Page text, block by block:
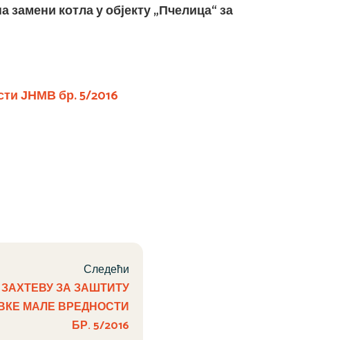
котла у објекту „Пчелица“ за
ЈНМВ бр. 5/2016
Следећи
ЗА ЗАШТИТУ
МАЛЕ ВРЕДНОСТИ
БР. 5/2016